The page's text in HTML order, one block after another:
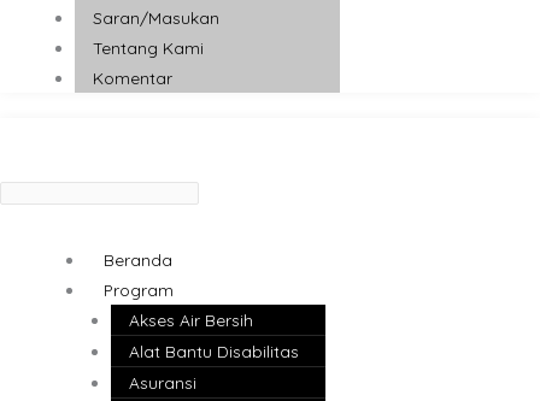
Saran/Masukan
Tentang Kami
Komentar
Beranda
Program
Akses Air Bersih
Alat Bantu Disabilitas
Asuransi